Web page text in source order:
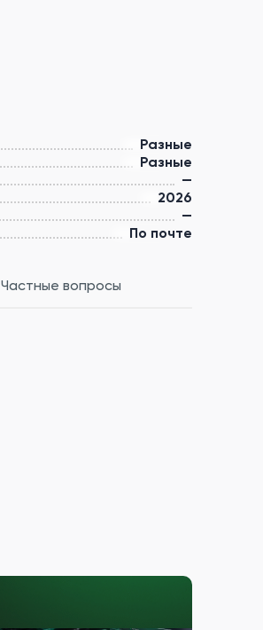
Разные
Разные
—
2026
—
По почте
Частные вопросы